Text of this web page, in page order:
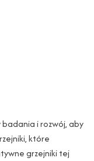
badania i rozwój, aby
które
grzejniki tej